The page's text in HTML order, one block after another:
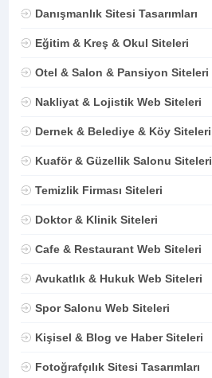
Danışmanlık Sitesi Tasarımları
Eğitim & Kreş & Okul Siteleri
Otel & Salon & Pansiyon Siteleri
Nakliyat & Lojistik Web Siteleri
Dernek & Belediye & Köy Siteleri
Kuaför & Güzellik Salonu Siteleri
Temizlik Firması Siteleri
Doktor & Klinik Siteleri
Cafe & Restaurant Web Siteleri
Avukatlık & Hukuk Web Siteleri
Spor Salonu Web Siteleri
Kişisel & Blog ve Haber Siteleri
Fotoğrafçılık Sitesi Tasarımları